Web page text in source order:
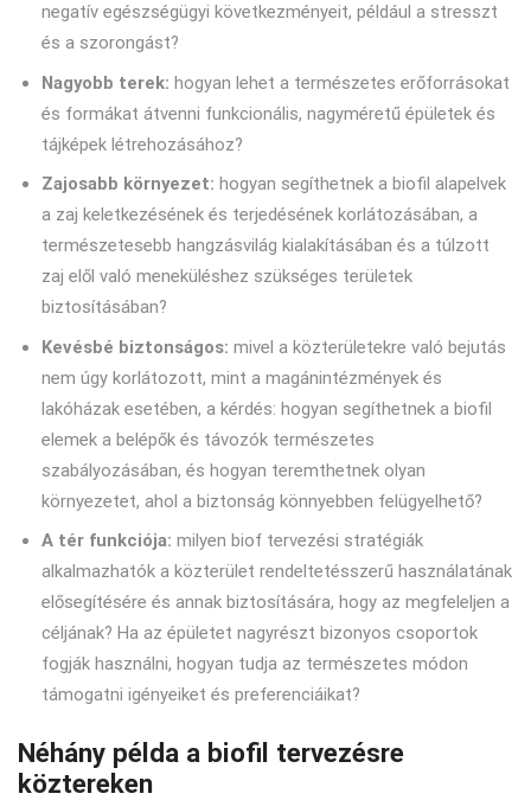
negatív egészségügyi következményeit, például a stresszt
és a szorongást?
Nagyobb terek: hogyan lehet a természetes erőforrásokat
és formákat átvenni funkcionális, nagyméretű épületek és
tájképek létrehozásához?
Zajosabb környezet: hogyan segíthetnek a biofil alapelvek
a zaj keletkezésének és terjedésének korlátozásában, a
természetesebb hangzásvilág kialakításában és a túlzott
zaj elől való meneküléshez szükséges területek
biztosításában?
Kevésbé biztonságos: mivel a közterületekre való bejutás
nem úgy korlátozott, mint a magánintézmények és
lakóházak esetében, a kérdés: hogyan segíthetnek a biofil
elemek a belépők és távozók természetes
szabályozásában, és hogyan teremthetnek olyan
környezetet, ahol a biztonság könnyebben felügyelhető?
A tér funkciója: milyen biof tervezési stratégiák
alkalmazhatók a közterület rendeltetésszerű használatának
elősegítésére és annak biztosítására, hogy az megfeleljen a
céljának? Ha az épületet nagyrészt bizonyos csoportok
fogják használni, hogyan tudja az természetes módon
támogatni igényeiket és preferenciáikat?
Néhány példa a biofil tervezésre
köztereken